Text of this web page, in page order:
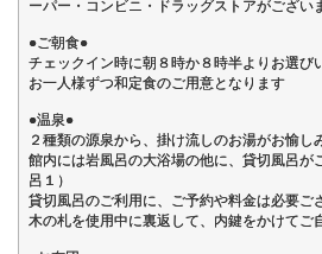
ーパー・コンビニ・ドラッグストアがござい
●ご朝食●
チェックイン時に朝８時か８時半よりお選び
お一人様ずつ和定食のご用意となります
●温泉●
２種類の源泉から、掛け流しのお湯がお愉
館内には岩風呂の大浴場の他に、貸切風呂が
呂１）
貸切風呂のご利用に、ご予約や料金は必要ご
木の札を使用中に裏返して、内鍵をかけてご